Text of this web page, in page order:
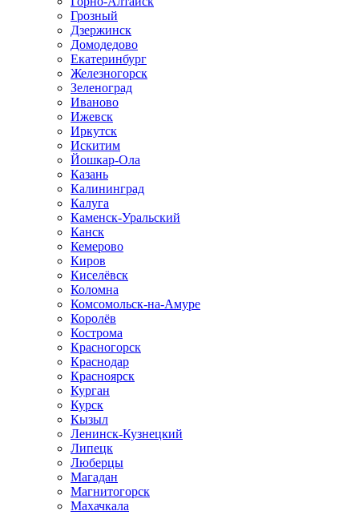
Грозный
Дзержинск
Домодедово
Екатеринбург
Железногорск
Зеленоград
Иваново
Ижевск
Иркутск
Искитим
Йошкар-Ола
Казань
Калининград
Калуга
Каменск-Уральский
Канск
Кемерово
Киров
Киселёвск
Коломна
Комсомольск-на-Амуре
Королёв
Кострома
Красногорск
Краснодар
Красноярск
Курган
Курск
Кызыл
Ленинск-Кузнецкий
Липецк
Люберцы
Магадан
Магнитогорск
Махачкала